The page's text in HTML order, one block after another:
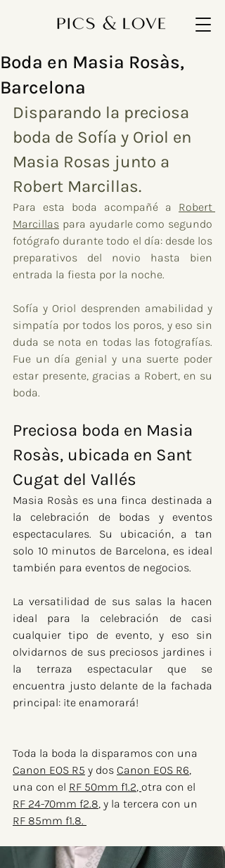
Boda en Masia Rosàs,
Barcelona
Disparando la preciosa
boda de Sofía y Oriol en
Masia Rosas junto a
Robert Marcillas.
Para esta boda acompañé a Robert
Marcillas para ayudarle como segundo
fotógrafo durante todo el día: desde los
preparativos del novio hasta bien
entrada la fiesta por la noche.
Sofía y Oriol desprenden amabilidad y
simpatía por todos los poros, y eso sin
duda se nota en todas las fotografías.
Fue un día genial y una suerte poder
estar presente, gracias a Robert, en su
boda.
Preciosa boda en Masia
Rosàs, ubicada en Sant
Cugat del Vallés
Masia Rosàs es una finca destinada a
la celebración de bodas y eventos
espectaculares. Su ubicación, a tan
solo 10 minutos de Barcelona, es ideal
también para eventos de negocios.
La versatilidad de sus salas la hacen
ideal para la celebración de casi
cualquier tipo de evento, y eso sin
olvidarnos de sus preciosos jardines i
la terraza espectacular que se
encuentra justo delante de la fachada
principal: ¡te enamorará!
Toda la boda la disparamos con una
Canon EOS R5 y dos Canon EOS R6,
una con el RF 50mm f1.2, otra con el
RF 24-70mm f2.8, y la tercera con un
RF 85mm f1.8.